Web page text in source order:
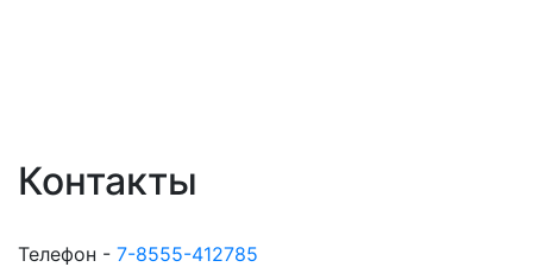
Контакты
Телефон - 7-8555-412785